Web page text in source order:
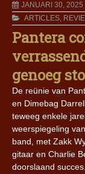
JANUARI 30, 2025
ARTICLES,
Pantera
genoeg
De reünie van
en Dimebag
teweeg enkele
weerspiegeling
band, met Zakk
gitaar en Charlie
doorslaand